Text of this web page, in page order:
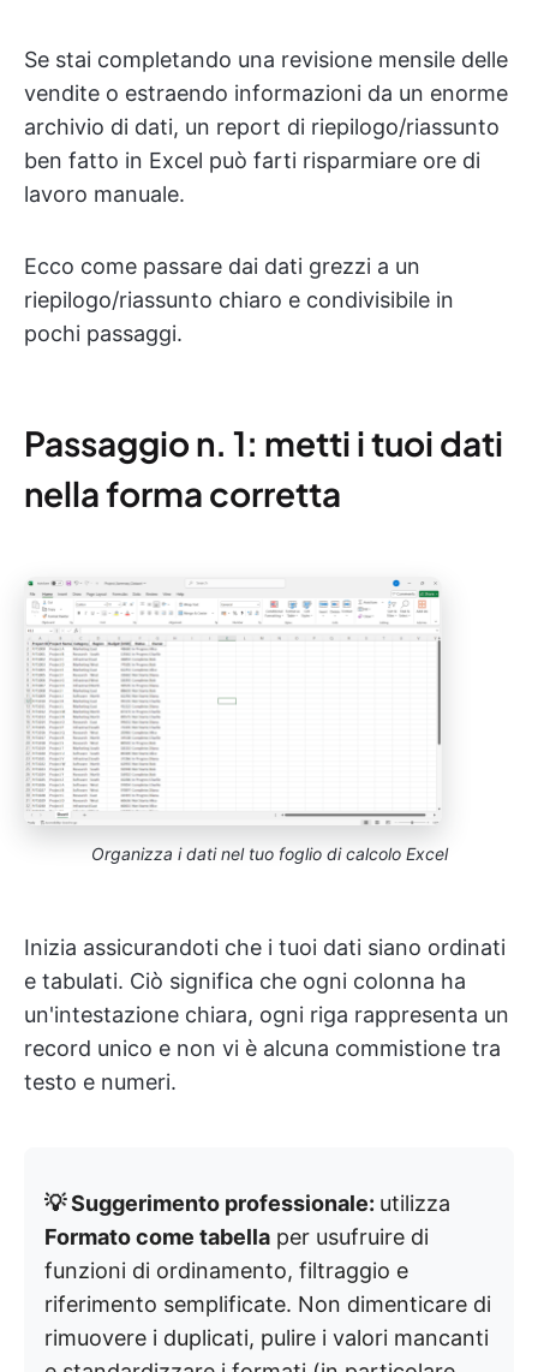
Se stai completando una revisione mensile delle
vendite o estraendo informazioni da un enorme
archivio di dati, un report di riepilogo/riassunto
ben fatto in Excel può farti risparmiare ore di
lavoro manuale.
Ecco come passare dai dati grezzi a un
riepilogo/riassunto chiaro e condivisibile in
pochi passaggi.
Passaggio n. 1: metti i tuoi dati
nella forma corretta
Organizza i dati nel tuo foglio di calcolo Excel
Inizia assicurandoti che i tuoi dati siano ordinati
e tabulati. Ciò significa che ogni colonna ha
un'intestazione chiara, ogni riga rappresenta un
record unico e non vi è alcuna commistione tra
testo e numeri.
💡 Suggerimento professionale: utilizza
Formato come tabella per usufruire di
funzioni di ordinamento, filtraggio e
riferimento semplificate. Non dimenticare di
rimuovere i duplicati, pulire i valori mancanti